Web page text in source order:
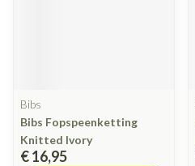
Bibs
Bibs Fopspeenketting
Knitted Ivory
€ 16,95